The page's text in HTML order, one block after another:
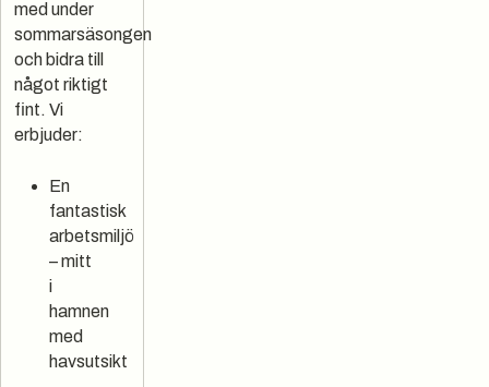
med under
sommarsäsongen
och bidra till
något riktigt
fint. Vi
erbjuder:
En
fantastisk
arbetsmiljö
– mitt
i
hamnen
med
havsutsikt